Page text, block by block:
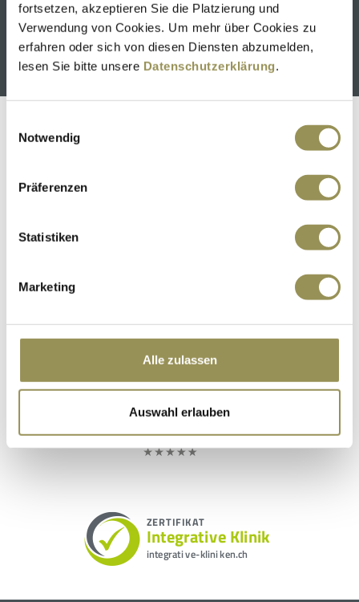
fortsetzen, akzeptieren Sie die Platzierung und
Verwendung von Cookies. Um mehr über Cookies zu
erfahren oder sich von diesen Diensten abzumelden,
lesen Sie bitte unsere Datenschutzerklärung.
Notwendig
Präferenzen
Statistiken
Marketing
Alle zulassen
Auswahl erlauben
SCHÜTZEN RHEINFELDEN KLINIK & HOTELS
Mehr erfahren